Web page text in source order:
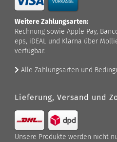
Weitere Zahlungsarten:
Rechnung sowie Apple Pay,
eps, iDEAL und Klarna über
verfügbar.
Alle Zahlungsarten und
Lieferung, Versand und
Unsere Produkte werden nicht